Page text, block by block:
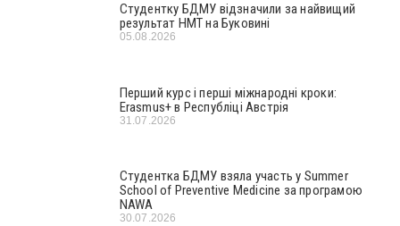
Студентку БДМУ відзначили за найвищий
результат НМТ на Буковині
05.08.2026
Перший курс і перші міжнародні кроки:
Erasmus+ в Республіці Австрія
31.07.2026
Студентка БДМУ взяла участь у Summer
School of Preventive Medicine за програмою
NAWA
30.07.2026